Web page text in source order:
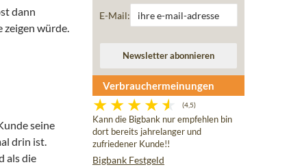
dann
zeigen würde.
seine
drin ist.
als die
E-Mail:
Verbrauchermeinungen
(4,5)
Kann die Bigbank nur empfehlen bin
dort bereits jahrelanger und
zufriedener Kunde!!
Bigbank Festgeld